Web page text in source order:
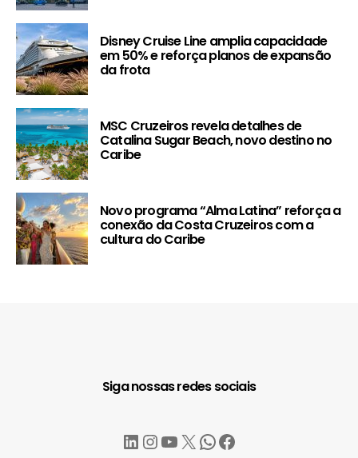
Disney Cruise Line amplia capacidade
em 50% e reforça planos de expansão
da frota
MSC Cruzeiros revela detalhes de
Catalina Sugar Beach, novo destino no
Caribe
Novo programa “Alma Latina” reforça a
conexão da Costa Cruzeiros com a
cultura do Caribe
Siga nossas redes sociais
LinkedIn
Instagram
YouTube
X WhatsApp
Facebook